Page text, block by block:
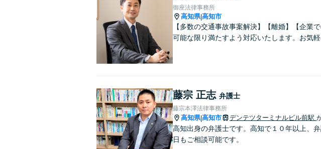
御座法律事務所
高知県|高知市
【多数の交通事故事案解決】【離婚】【企業
可能な限り満たすよう対応いたします。お気軽
藤宗 正志 弁護士
藤宗本澤法律事務所
高知県|高知市 デンテツターミナルビル前駅
高知出身の弁護士です。高知で１０年以上、
日もご相談可能です。